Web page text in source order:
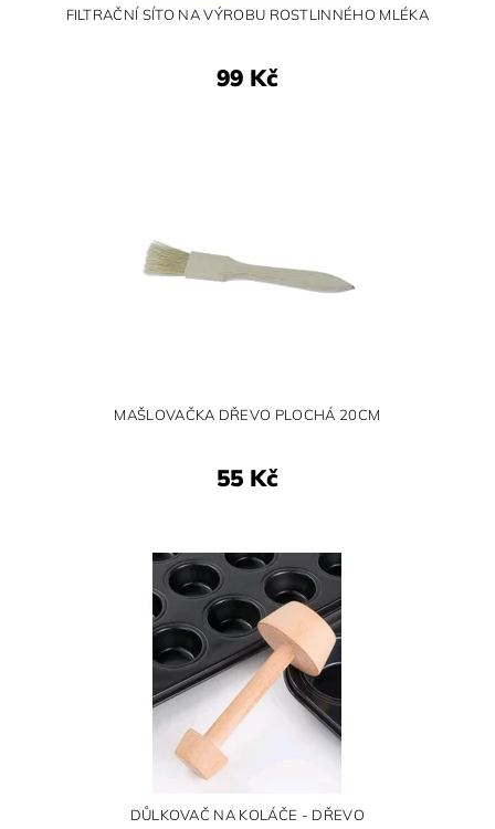
FILTRAČNÍ SÍTO NA VÝROBU ROSTLINNÉHO MLÉKA
99 Kč
MAŠLOVAČKA DŘEVO PLOCHÁ 20CM
55 Kč
DŮLKOVAČ NA KOLÁČE - DŘEVO